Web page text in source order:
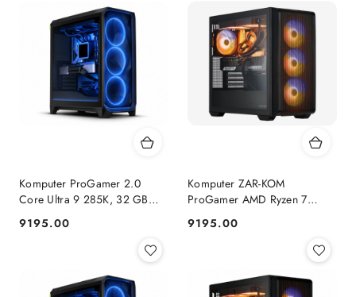
Komputer ProGamer 2.0
Core Ultra 9 285K, 32 GB
RAM, 1 TB SSD, RTX™ 5070,
WINDOWS 11
Cena:
9195.00
Komputer ZAR-KOM
ProGamer AMD Ryzen 7
9800x3D RTX 5070 1TB
NVMe 32 GB RAM Windows
Cena:
9195.00